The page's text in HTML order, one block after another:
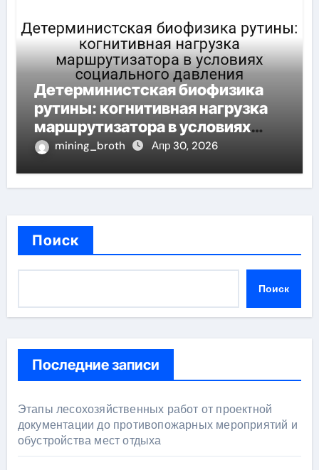
Детерминистская биофизика
рутины: когнитивная нагрузка
маршрутизатора в условиях
социального давления
mining_broth Апр 30, 2026
Поиск
Поиск
Последние записи
Этапы лесохозяйственных работ от проектной
документации до противопожарных мероприятий и
обустройства мест отдыха